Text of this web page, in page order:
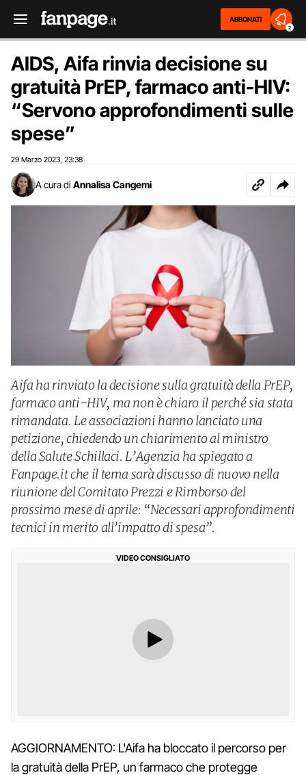
ABBONATI
2
AIDS, Aifa rinvia decisione su
gratuità PrEP, farmaco anti-HIV:
“Servono approfondimenti sulle
spese”
29 Marzo 2023 23:38
A cura di Annalisa Cangemi
Aifa ha rinviato la decisione sulla gratuità della PrEP,
farmaco anti-HIV, ma non è chiaro il perché sia stata
rimandata. Le associazioni hanno lanciato una
petizione, chiedendo un chiarimento al ministro
della Salute Schillaci. L’Agenzia ha spiegato a
Fanpage.it che il tema sarà discusso di nuovo nella
riunione del Comitato Prezzi e Rimborso del
prossimo mese di aprile: “Necessari approfondimenti
tecnici in merito all’impatto di spesa”.
VIDEO CONSIGLIATO
AGGIORNAMENTO: L'Aifa ha bloccato il percorso per
la gratuità della PrEP, un farmaco che protegge